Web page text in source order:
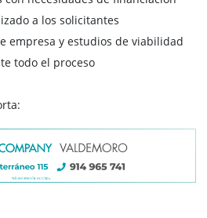
a los solicitantes
empresa y estudios de viabilidad
todo el proceso